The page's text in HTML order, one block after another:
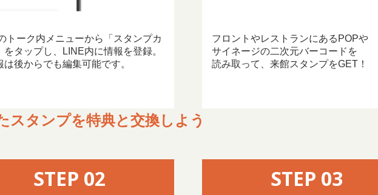
トーク内メニューから「スタンプカ
をタップし、LINE内に情報を登録。
後からでも編集可能です。
フロントやレストランにあるPOPや
サイネージの二次元バーコードを
読み取って、来館スタンプをGET！
スタンプを特典と交換しよう
STEP 02 STEP 03